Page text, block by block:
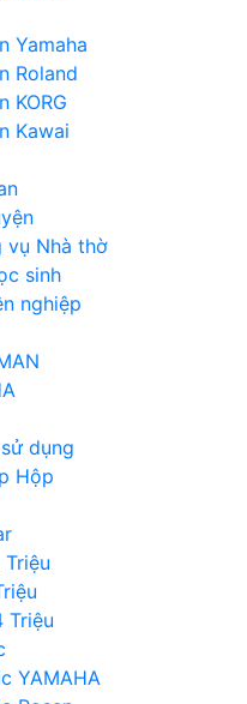
Yamaha
Roland
KORG
Kawai
vụ Nhà thờ
sinh
nghiệp
dụng
Hộp
Triệu
YAMAHA